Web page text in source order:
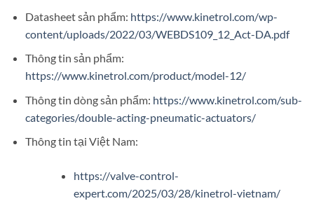
Datasheet sản phẩm: https://www.kinetrol.com/wp-
content/uploads/2022/03/WEBDS109_12_Act-DA.pdf
Thông tin sản phẩm:
https://www.kinetrol.com/product/model-12/
Thông tin dòng sản phẩm: https://www.kinetrol.com/sub-
categories/double-acting-pneumatic-actuators/
Thông tin tại Việt Nam:
https://valve-control-
expert.com/2025/03/28/kinetrol-vietnam/